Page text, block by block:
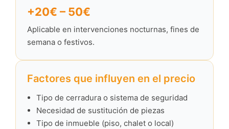
+20€ – 50€
Aplicable en intervenciones nocturnas, fines de
semana o festivos.
Factores que influyen en el precio
Tipo de cerradura o sistema de seguridad
Necesidad de sustitución de piezas
Tipo de inmueble (piso, chalet o local)